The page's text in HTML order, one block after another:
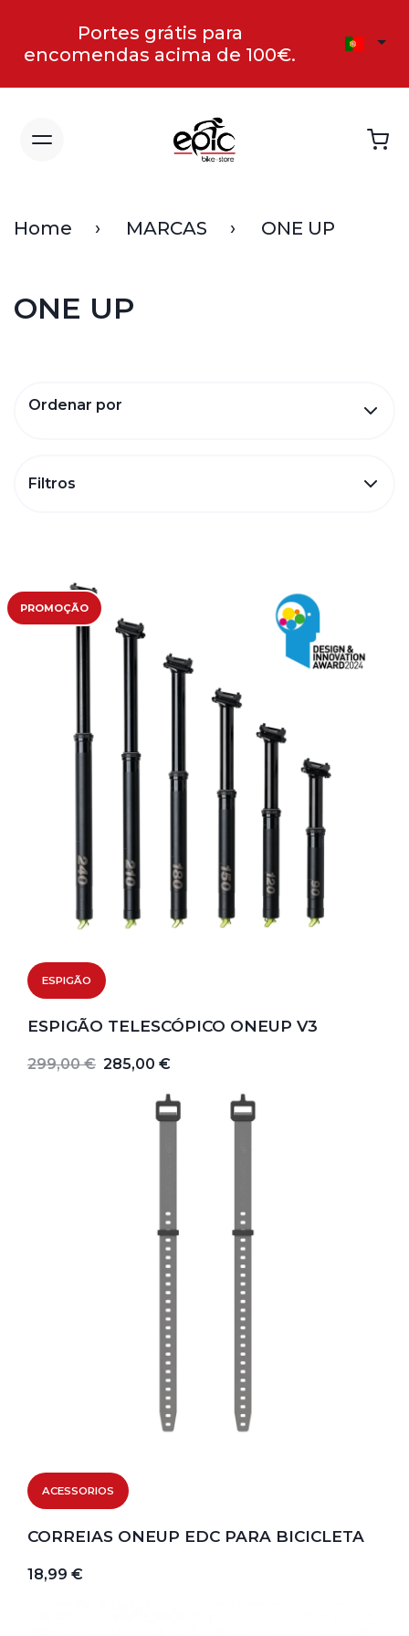
Portes grátis para
encomendas acima de 100€.
Home MARCAS ONE UP
ONE UP
Filtros
Ordenar por
PROMOÇÃO
ESPIGÃO
ESPIGÃO TELESCÓPICO ONEUP V3
299,00 € 285,00 €
ACESSORIOS
CORREIAS ONEUP EDC PARA BICICLETA
18,99 €